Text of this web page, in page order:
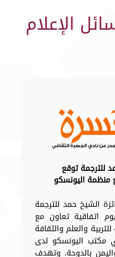
الإعلام
للترجمة توقع
منظمة اليونسكو
الشيخ حمد للترجمة
اتفاقية تعاون مع
والعلم والثقافة
مكتب اليونسكو لدى
بالدوحة. وتهدف